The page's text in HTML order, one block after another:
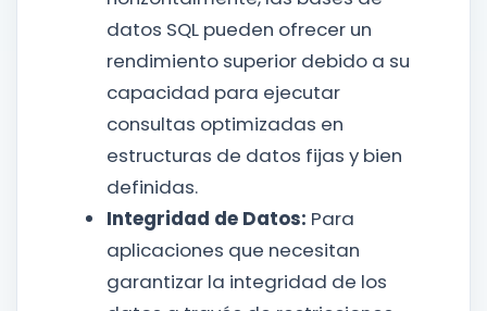
datos SQL pueden ofrecer un
rendimiento superior debido a su
capacidad para ejecutar
consultas optimizadas en
estructuras de datos fijas y bien
definidas.
Integridad de Datos: Para
aplicaciones que necesitan
garantizar la integridad de los